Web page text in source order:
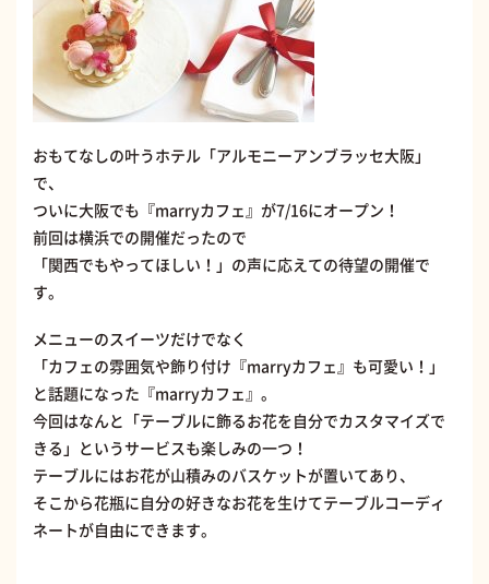
おもてなしの叶うホテル「アルモニーアンブラッセ大阪」
で、
ついに大阪でも『marryカフェ』が7/16にオープン！
前回は横浜での開催だったので
「関西でもやってほしい！」の声に応えての待望の開催で
す。
メニューのスイーツだけでなく
「カフェの雰囲気や飾り付け『marryカフェ』も可愛い！」
と話題になった『marryカフェ』。
今回はなんと「テーブルに飾るお花を自分でカスタマイズで
きる」というサービスも楽しみの一つ！
テーブルにはお花が山積みのバスケットが置いてあり、
そこから花瓶に自分の好きなお花を生けてテーブルコーディ
ネートが自由にできます。